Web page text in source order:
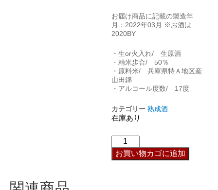
お届け商品に記載の製造年
月：2022年03月 ※お酒は
2020BY
・生or火入れ/ 生原酒
・精米歩合/ 50％
・原料米/ 兵庫県特Ａ地区産
山田錦
・アルコール度数/ 17度
カテゴリー 熟成酒
在庫あり
お買い物カゴに追加